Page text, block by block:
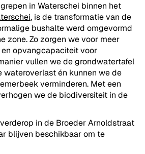
in Waterschei binnen het
, is de transformatie van de
bushalte werd omgevormd
zone. Zo zorgen we voor meer
opvangcapaciteit voor
vullen we de grondwatertafel
wateroverlast én kunnen we de
verminderen. Met een
we de biodiversiteit in de
in de Broeder Arnoldstraat
blijven beschikbaar om te